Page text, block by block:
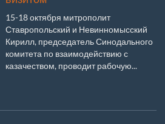
15-18 октября митрополит
Ставропольский и Невинномысский
Кирилл, председатель Синодального
комитета по взаимодействию с
казачеством, проводит рабочую...